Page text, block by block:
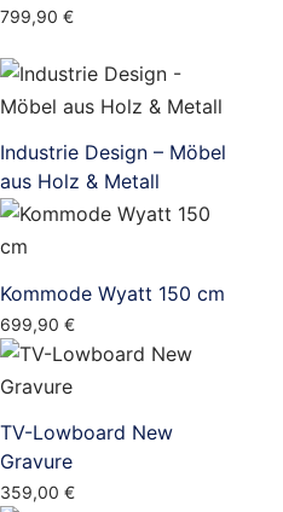
799,90 €
Industrie Design – Möbel
aus Holz & Metall
Kommode Wyatt 150 cm
699,90 €
TV-Lowboard New
Gravure
359,00 €